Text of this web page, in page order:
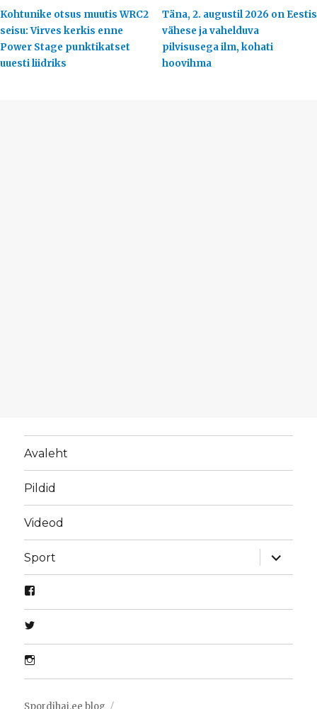
Kohtunike otsus muutis WRC2
seisu: Virves kerkis enne
Power Stage punktikatset
uuesti liidriks
Täna, 2. augustil 2026 on Eestis
vähese ja vahelduva
pilvisusega ilm, kohati
hoovihma
Avaleht
Pildid
Videod
Sport
laienda